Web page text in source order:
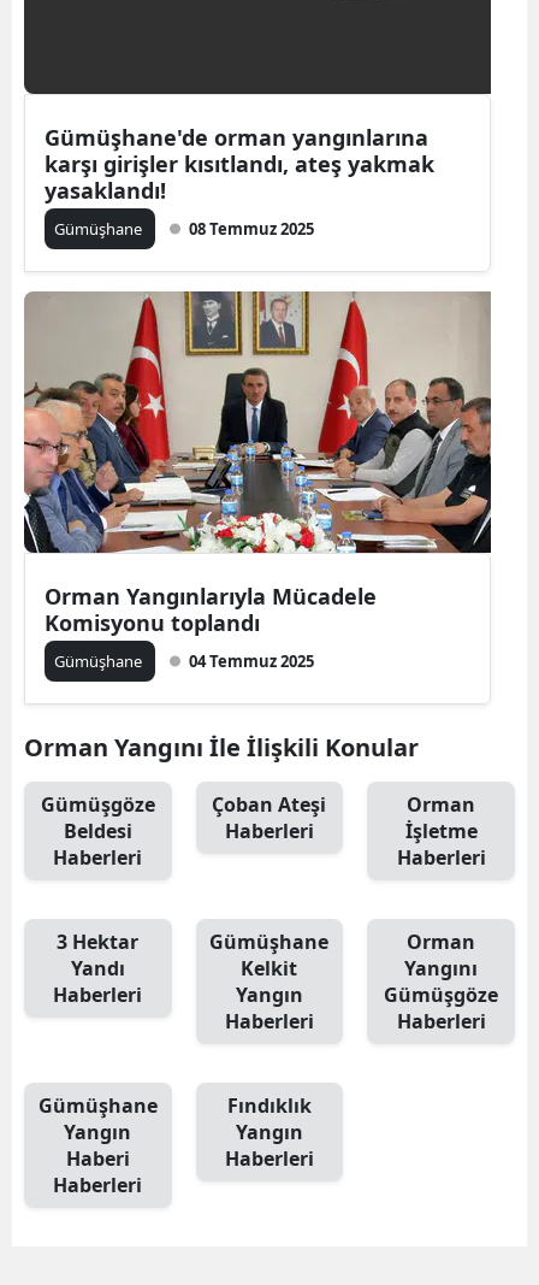
Ardahan
Karabük
Kilis
Osmaniye
Düzce
Gümüşhane'de orman yangınlarına
karşı girişler kısıtlandı, ateş yakmak
yasaklandı!
Gümüşhane 08 Temmuz 2025
Orman Yangınlarıyla Mücadele
Komisyonu toplandı
Gümüşhane 04 Temmuz 2025
Orman Yangını İle İlişkili Konular
Gümüşgöze
Beldesi
Haberleri
Çoban Ateşi
Haberleri
Orman
İşletme
Haberleri
3 Hektar
Yandı
Haberleri
Gümüşhane
Kelkit
Yangın
Haberleri
Orman
Yangını
Gümüşgöze
Haberleri
Gümüşhane
Yangın
Haberi
Haberleri
Fındıklık
Yangın
Haberleri